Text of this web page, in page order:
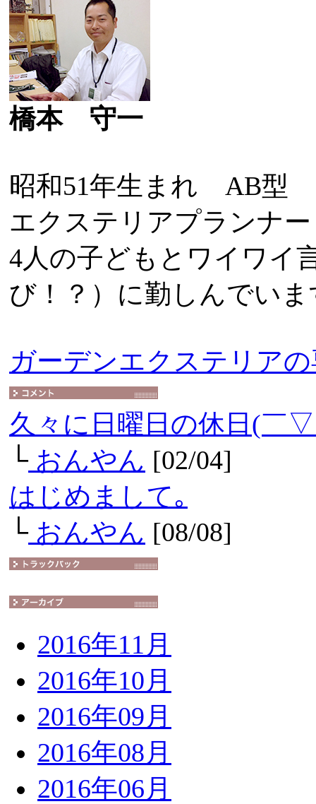
橋本 守一
昭和51年生まれ AB型
エクステリアプランナー
4人の子どもとワイワイ
び！？）に勤しんでいま
ガーデンエクステリア
久々に日曜日の休日(￣
└おんやん [02/04]
はじめまして｡
└おんやん [08/08]
2016年11月
2016年10月
2016年09月
2016年08月
2016年06月